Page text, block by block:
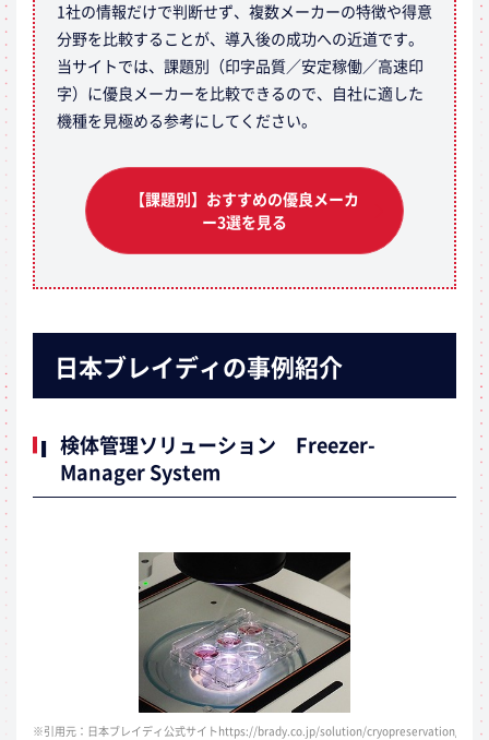
1社の情報だけで判断せず、複数メーカーの特徴や得意
分野を比較することが、導入後の成功への近道です。
当サイトでは、課題別（印字品質／安定稼働／高速印
字）に優良メーカーを比較できるので、自社に適した
機種を見極める参考にしてください。
【課題別】おすすめの優良メーカ
ー3選を見る
日本ブレイディの事例紹介
検体管理ソリューション Freezer-
Manager System
※引用元：日本ブレイディ公式サイトhttps://brady.co.jp/solution/cryopreservation/